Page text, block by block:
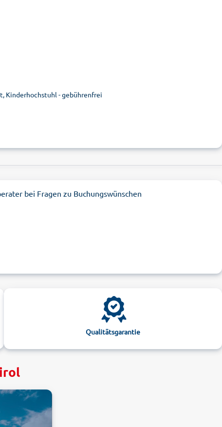
Kinderhochstuhl - gebührenfrei
bei Fragen zu Buchungswünschen
Qualitätsgarantie